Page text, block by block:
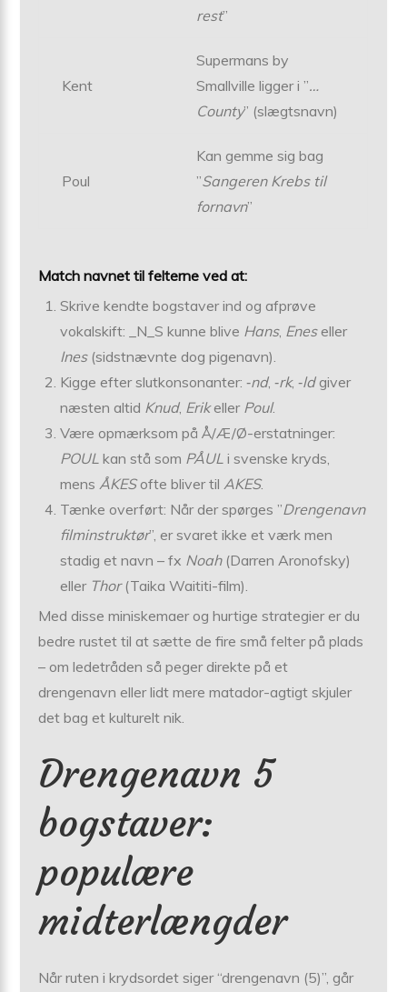
rest”
Kent
Supermans by
Smallville ligger i ”…
County” (slægtsnavn)
Poul
Kan gemme sig bag
”Sangeren Krebs til
fornavn”
Match navnet til felterne ved at:
Skrive kendte bogstaver ind og afprøve
vokalskift: _N_S kunne blive Hans, Eneseller
Ines(sidstnævnte dog pigenavn).
Kigge efter slutkonsonanter: ‑nd, ‑rk, ‑ldgiver
næsten altid Knud, Erikeller Poul.
Være opmærksom på Å/Æ/Ø-erstatninger:
POUL kan stå som PÅUL i svenske kryds,
mens ÅKESofte bliver til AKES.
Tænke overført: Når der spørges ”Drengenavn
filminstruktør”, er svaret ikke et værk men
stadig et navn – fx Noah(Darren Aronofsky)
eller Thor(Taika Waititi-film).
Med disse miniskemaer og hurtige strategier er du
bedre rustet til at sætte de fire små felter på plads
– om ledetråden så peger direkte på et
drengenavn eller lidt mere matador-agtigt skjuler
det bag et kulturelt nik.
Drengenavn 5
bogstaver:
populære
midterlængder
Når ruten i krydsordet siger “drengenavn (5)”, går